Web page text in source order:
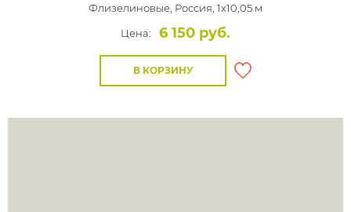
Флизелиновые, Россия, 1x10,05 м
Цена:
6 150 руб.
В КОРЗИНУ